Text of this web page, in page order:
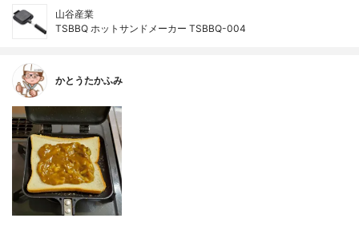
山谷産業
TSBBQ ホットサンドメーカー TSBBQ-004
かとうたかふみ